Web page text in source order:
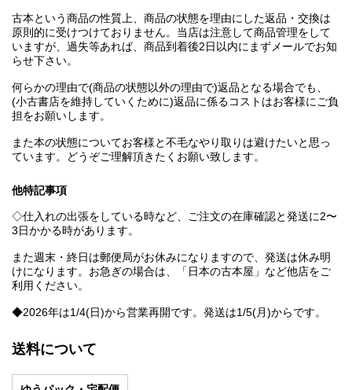
古本という商品の性質上、商品の状態を理由にした返品・交換は
原則的に受けつけておりません。当店は注意して商品管理をして
いますが、過失等あれば、商品到着後2日以内にまずメールでお知
らせ下さい。
何らかの理由で(商品の状態以外の理由で)返品となる場合でも、
(小古書店を維持していくために)返品に係るコストはお客様にご負
担をお願いします。
また本の状態についてお客様と不毛なやり取りは避けたいと思っ
ています。どうぞご理解頂きたくお願い致します。
他特記事項
◇仕入れの出張をしている時など、ご注文の在庫確認と発送に2〜
3日かかる時があります。
また週末・終日は郵便局がお休みになりますので、発送は休み明
けになります。お急ぎの場合は、「日本の古本屋」など他店をご
利用ください。
◆2026年は1/4(日)から営業再開です。発送は1/5(月)からです。
送料について